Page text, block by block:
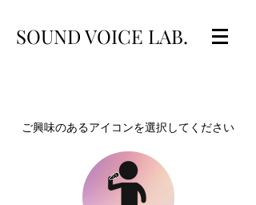
SOUND VOICE LAB.
ご興味のあるアイコンを選択してください